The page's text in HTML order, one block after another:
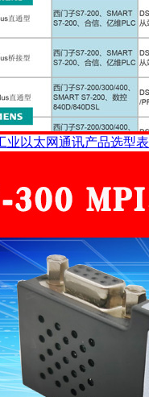
业以太网通讯产品选型表